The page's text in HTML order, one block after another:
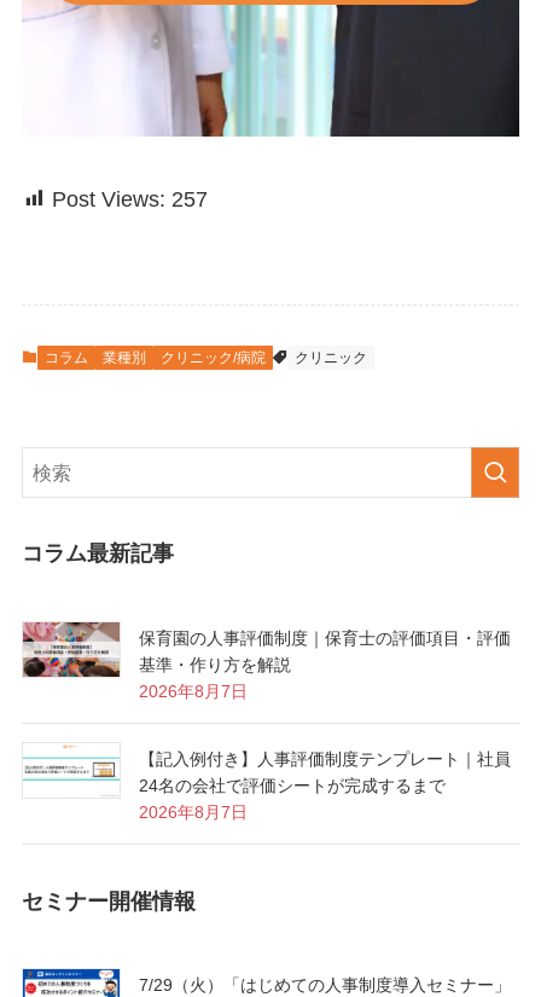
Post Views: 257
コラム 業種別 クリニック/病院 クリニック
コラム最新記事
保育園の人事評価制度｜保育士の評価項目・評価
基準・作り方を解説
2026年8月7日
【記入例付き】人事評価制度テンプレート｜社員
24名の会社で評価シートが完成するまで
2026年8月7日
セミナー開催情報
7/29（火）「はじめての人事制度導入セミナー」